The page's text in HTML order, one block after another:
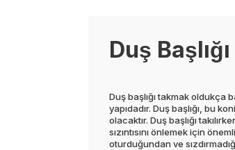
Duş
Duş başlığı takmak oldukça
yapıdadır. Duş başlığı, bu
olacaktır. Duş başlığı
sızıntısını önlemek için
oturduğundan ve